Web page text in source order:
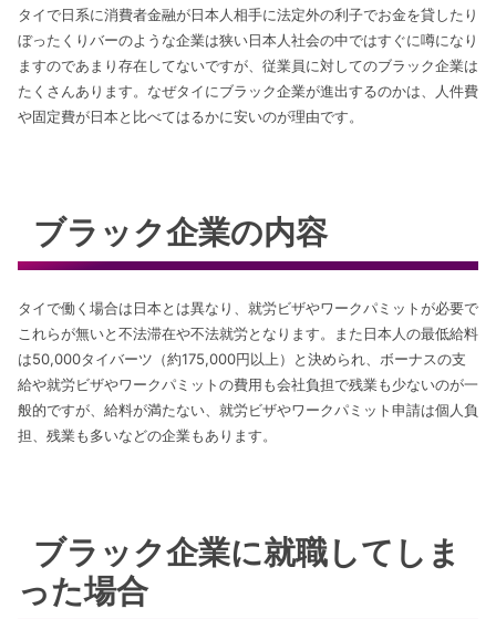
タイで日系に消費者金融が日本人相手に法定外の利子でお金を貸したり
ぼったくりバーのような企業は狭い日本人社会の中ではすぐに噂になり
ますのであまり存在してないですが、従業員に対してのブラック企業は
たくさんあります。なぜタイにブラック企業が進出するのかは、人件費
や固定費が日本と比べてはるかに安いのが理由です。
ブラック企業の内容
タイで働く場合は日本とは異なり、就労ビザやワークパミットが必要で
これらが無いと不法滞在や不法就労となります。また日本人の最低給料
は50,000タイバーツ（約175,000円以上）と決められ、ボーナスの支
給や就労ビザやワークパミットの費用も会社負担で残業も少ないのが一
般的ですが、給料が満たない、就労ビザやワークパミット申請は個人負
担、残業も多いなどの企業もあります。
ブラック企業に就職してしま
った場合